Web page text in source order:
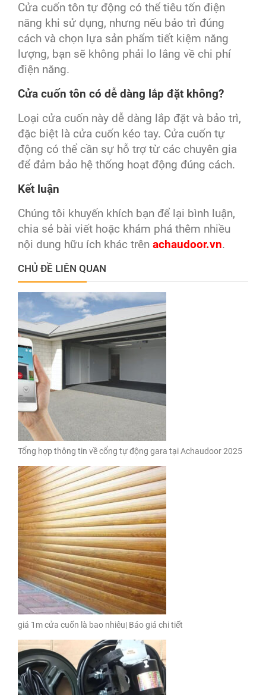
Cửa cuốn tôn tự động có thể tiêu tốn điện
năng khi sử dụng, nhưng nếu bảo trì đúng
cách và chọn lựa sản phẩm tiết kiệm năng
lượng, bạn sẽ không phải lo lắng về chi phí
điện năng.
Cửa cuốn tôn có dễ dàng lắp đặt không?
Loại cửa cuốn này dễ dàng lắp đặt và bảo trì,
đặc biệt là cửa cuốn kéo tay. Cửa cuốn tự
động có thể cần sự hỗ trợ từ các chuyên gia
để đảm bảo hệ thống hoạt động đúng cách.
Kết luận
Chúng tôi khuyến khích bạn để lại bình luận,
chia sẻ bài viết hoặc khám phá thêm nhiều
nội dung hữu ích khác trên achaudoor.vn.
CHỦ ĐỀ LIÊN QUAN
Tổng hợp thông tin về cổng tự động gara tại Achaudoor 2025
giá 1m cửa cuốn là bao nhiêu| Báo giá chi tiết